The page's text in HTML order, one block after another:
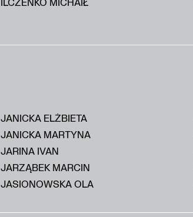
JANICKA ELŻBIETA
JANICKA MARTYNA
JARINA IVAN
JARZĄBEK MARCIN
JASIONOWSKA OLA